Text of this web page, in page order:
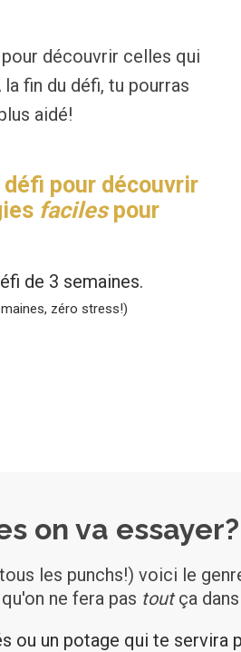
découvrir celles qui
fin du défi, tu pourras
aidé!
défi pour découvrir
facilespour
de 3 semaines.
zéro stress!)
on va essayer?
les punchs!) voici le
ne fera pas toutça
ou un potage qui te servira